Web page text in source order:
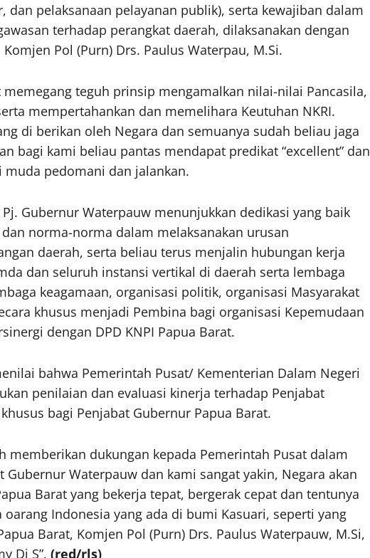
pelaksanaan pelayanan publik), serta kewajiban dalam
terhadap perangkat daerah, dilaksanakan dengan
Pol (Purn) Drs. Paulus Waterpau, M.Si.
teguh prinsip mengamalkan nilai-nilai Pancasila,
mempertahankan dan memelihara Keutuhan NKRI.
di berikan oleh Negara dan semuanya sudah beliau jaga
bagi kami beliau pantas mendapat predikat “excellent” dan
pedomani dan jalankan.
Gubernur Waterpauw menunjukkan dedikasi yang baik
norma-norma dalam melaksanakan urusan
daerah, serta beliau terus menjalin hubungan kerja
dan seluruh instansi vertikal di daerah serta lembaga
keagamaan, organisasi politik, organisasi Masyarakat
khusus menjadi Pembina bagi organisasi Kepemudaan
dengan DPD KNPI Papua Barat.
bahwa Pemerintah Pusat/ Kementerian Dalam Negeri
penilaian dan evaluasi kinerja terhadap Penjabat
bagi Penjabat Gubernur Papua Barat.
memberikan dukungan kepada Pemerintah Pusat dalam
Waterpauw dan kami sangat yakin, Negara akan
Barat yang bekerja tepat, bergerak cepat dan tentunya
Indonesia yang ada di bumi Kasuari, seperti yang
Barat, Komjen Pol (Purn) Drs. Paulus Waterpauw, M.Si,
Dj S”. (red/rls)